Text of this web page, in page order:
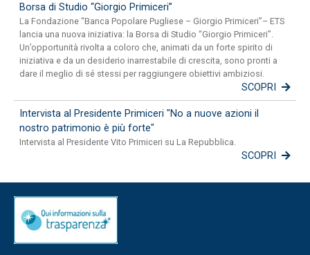
Borsa di Studio “Giorgio Primiceri”
La Fondazione “Banca Popolare Pugliese – Giorgio Primiceri”– ETS
lancia una nuova iniziativa: la Borsa di Studio “Giorgio Primiceri”.
Un’opportunità rivolta a coloro che, animati da un forte spirito di
iniziativa e da un desiderio inarrestabile di crescita, sono pronti a
dare il meglio di sé stessi per raggiungere obiettivi ambiziosi.
SCOPRI
Intervista al Presidente Primiceri "No a nuove azioni il
nostro patrimonio è più forte"
Intervista al Presidente Vito Primiceri su La Repubblica.
SCOPRI